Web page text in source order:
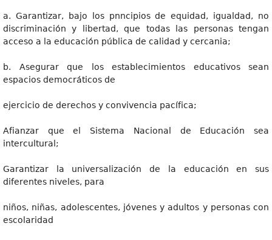
a. Garantizar, bajo los pnncipios de equidad, igualdad, no
discriminación y libertad, que todas las personas tengan
acceso a la educación pública de calidad y cercania;
b. Asegurar que los establecimientos educativos sean
espacios democráticos de
ejercicio de derechos y convivencia pacífica;
Afianzar que el Sistema Nacional de Educación sea
intercultural;
Garantizar la universalización de la educación en sus
diferentes niveles, para
niños, niñas, adolescentes, jóvenes y adultos y personas con
escolaridad